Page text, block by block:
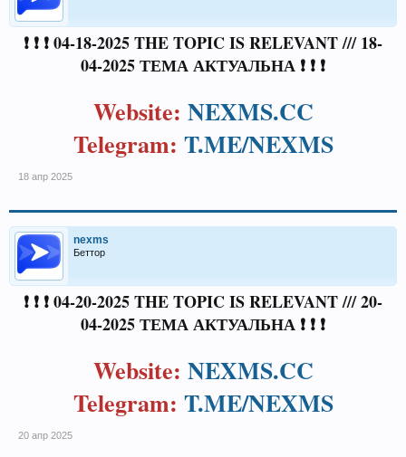
❗ ❗ ❗ 04-18-2025 THE TOPIC IS RELEVANT /// 18-
04-2025 ТЕМА АКТУАЛЬНА ❗ ❗ ❗
Website: NEXMS.CC
Telegram: T.ME/NEXMS
18 апр 2025
nexms
Беттор
❗ ❗ ❗ 04-20-2025 THE TOPIC IS RELEVANT /// 20-
04-2025 ТЕМА АКТУАЛЬНА ❗ ❗ ❗
Website: NEXMS.CC
Telegram: T.ME/NEXMS
20 апр 2025